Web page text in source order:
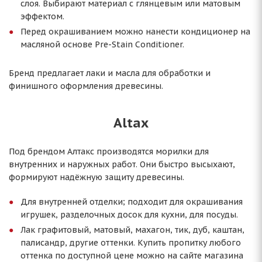
слоя. Выбирают материал с глянцевым или матовым
эффектом.
Перед окрашиванием можно нанести кондиционер на
масляной основе Pre-Stain Conditioner.
Бренд предлагает лаки и масла для обработки и
финишного оформления древесины.
Altax
Под брендом Алтакс производятся морилки для
внутренних и наружных работ. Они быстро высыхают,
формируют надёжную защиту древесины.
Для внутренней отделки; подходит для окрашивания
игрушек, разделочных досок для кухни, для посуды.
Лак графитовый, матовый, махагон, тик, дуб, каштан,
палисандр, другие оттенки. Купить пропитку любого
оттенка по доступной цене можно на сайте магазина